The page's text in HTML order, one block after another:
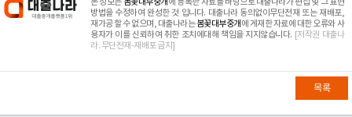
방법을 수정하여 완성한 것 입니다. 대출나라 동의없이무단전재 또는 재배포,
재가공 할 수 없으며, 대출나라는봄꽃대부중개 에 게재한 자료에 대한 오류와 사
용자가 이를 신뢰하여 취한 조치에대해 책임을 지지않습니다. [저작권 대출나
라. 무단전재-재배포 금지]
목록